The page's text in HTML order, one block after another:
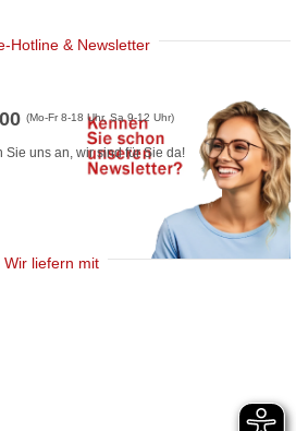
Hotline & Newsletter
(Mo-Fr 8-18 Uhr, Sa 9-12 Uhr)
Sie uns an, wir sind für Sie da!
Wir liefern mit